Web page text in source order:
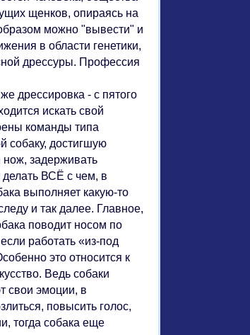
щенков, опираясь на
можно "вывести" и
в области генетики,
дрессуры. Профессия
дрессировка - с пятого
искать свой
команды типа
собаку, достигшую
нож, задерживать
делать ВСЁ с чем, в
выполняет какую-то
и так далее. Главное,
поводит носом по
работать «из-под
это относится к
Ведь собаки
свои эмоции, в
повысить голос,
тогда собака еще